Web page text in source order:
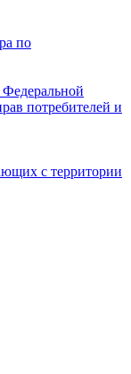
по
потребителей и
с территории